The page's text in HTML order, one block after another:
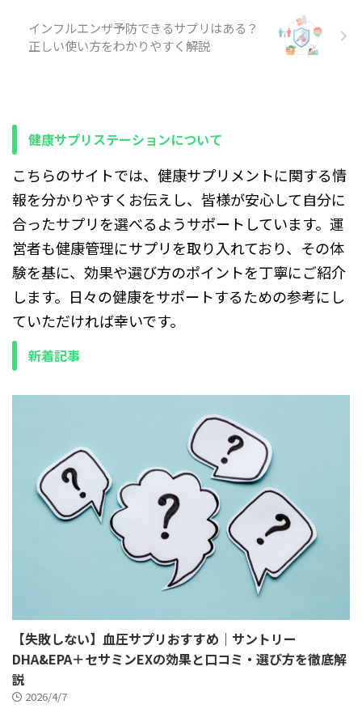
た場合も体調トラブルにつな
がりやすい特徴があります。
で必要性を判断する姿勢が欠
何？まず押さえるべき定義と
インフルエンザ予防できるサプリはある？
正しい使い方をわかりやすく解説
健康サプリステーションについて
こちらのサイトでは、健康サプリメントに関する情
報を分かりやすくお伝えし、皆様が安心して自分に
合ったサプリを選べるようサポートしています。運
営者も健康管理にサプリを取り入れており、その体
験を基に、効果や選び方のポイントを丁寧にご紹介
します。日々の健康をサポートするための参考にし
ていただければ幸いです。
新着記事
【失敗しない】血圧サプリおすすめ｜サントリー
DHA&EPA＋セサミンEXの効果と口コミ・選び方を徹底解
説
2026/4/7